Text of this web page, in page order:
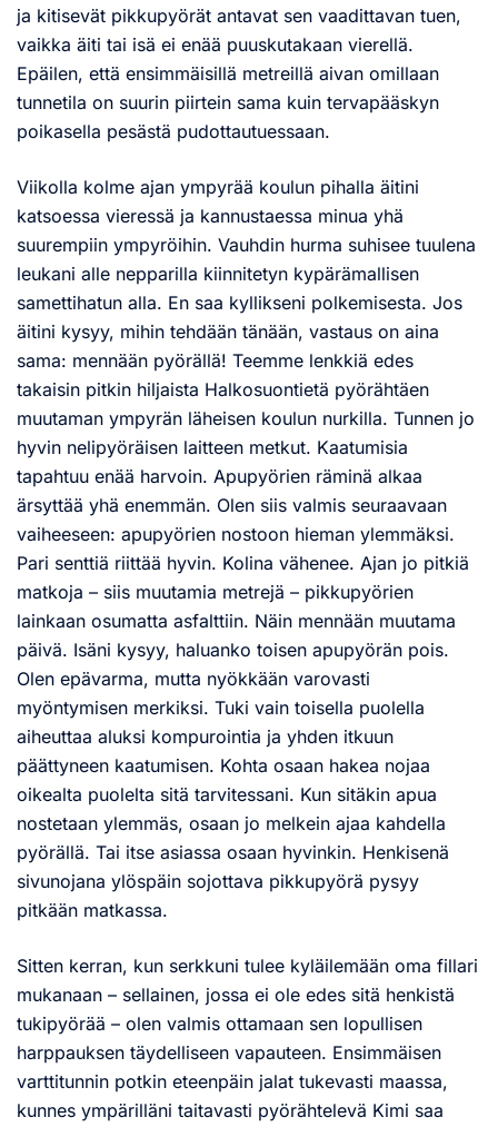
ja kitisevät pikkupyörät antavat sen vaadittavan tuen,
vaikka äiti tai isä ei enää puuskutakaan vierellä.
Epäilen, että ensimmäisillä metreillä aivan omillaan
tunnetila on suurin piirtein sama kuin tervapääskyn
poikasella pesästä pudottautuessaan.
Viikolla kolme ajan ympyrää koulun pihalla äitini
katsoessa vieressä ja kannustaessa minua yhä
suurempiin ympyröihin. Vauhdin hurma suhisee tuulena
leukani alle nepparilla kiinnitetyn kypärämallisen
samettihatun alla. En saa kyllikseni polkemisesta. Jos
äitini kysyy, mihin tehdään tänään, vastaus on aina
sama: mennään pyörällä! Teemme lenkkiä edes
takaisin pitkin hiljaista Halkosuontietä pyörähtäen
muutaman ympyrän läheisen koulun nurkilla. Tunnen jo
hyvin nelipyöräisen laitteen metkut. Kaatumisia
tapahtuu enää harvoin. Apupyörien räminä alkaa
ärsyttää yhä enemmän. Olen siis valmis seuraavaan
vaiheeseen: apupyörien nostoon hieman ylemmäksi.
Pari senttiä riittää hyvin. Kolina vähenee. Ajan jo pitkiä
matkoja – siis muutamia metrejä – pikkupyörien
lainkaan osumatta asfalttiin. Näin mennään muutama
päivä. Isäni kysyy, haluanko toisen apupyörän pois.
Olen epävarma, mutta nyökkään varovasti
myöntymisen merkiksi. Tuki vain toisella puolella
aiheuttaa aluksi kompurointia ja yhden itkuun
päättyneen kaatumisen. Kohta osaan hakea nojaa
oikealta puolelta sitä tarvitessani. Kun sitäkin apua
nostetaan ylemmäs, osaan jo melkein ajaa kahdella
pyörällä. Tai itse asiassa osaan hyvinkin. Henkisenä
sivunojana ylöspäin sojottava pikkupyörä pysyy
pitkään matkassa.
Sitten kerran, kun serkkuni tulee kyläilemään oma fillari
mukanaan – sellainen, jossa ei ole edes sitä henkistä
tukipyörää – olen valmis ottamaan sen lopullisen
harppauksen täydelliseen vapauteen. Ensimmäisen
varttitunnin potkin eteenpäin jalat tukevasti maassa,
kunnes ympärilläni taitavasti pyörähtelevä Kimi saa